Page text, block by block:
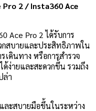
2 / Insta360 Ace
Ace Pro 2 ได้รับการ
สบายและประสิทธิภาพใน
เดินทาง หรือการสำรวจ
ด้ง่ายและสะดวกขึ้น รวมถึง
ล่า
ละสบายมือขึ้นในระหว่าง